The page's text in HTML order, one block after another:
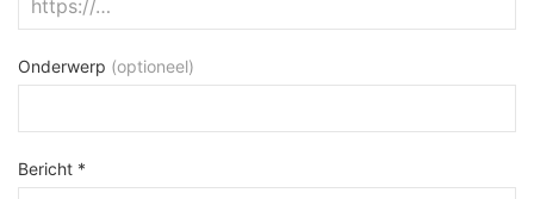
Onderwerp (optioneel)
Bericht *